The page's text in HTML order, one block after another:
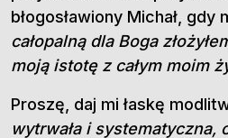
błogosławiony Michał, gdy
całopalną dla Boga
moją istotę z całym moim
Proszę, daj mi łaskę
wytrwała i systematyczna,